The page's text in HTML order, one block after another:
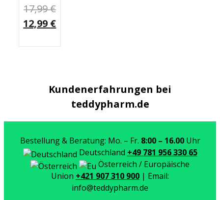
17,99€Ursprünglicher
Preis
war:
12,99 €Aktueller
Preis
Kundenerfahrungen bei
teddypharm.de
Bestellung & Beratung: Mo. – Fr. 8:00 – 16.00Uhr
Deutschland +49 781 956 330 65
Österreich / Europäische
Union +421 907 310 900 | Email:
info@teddypharm.de